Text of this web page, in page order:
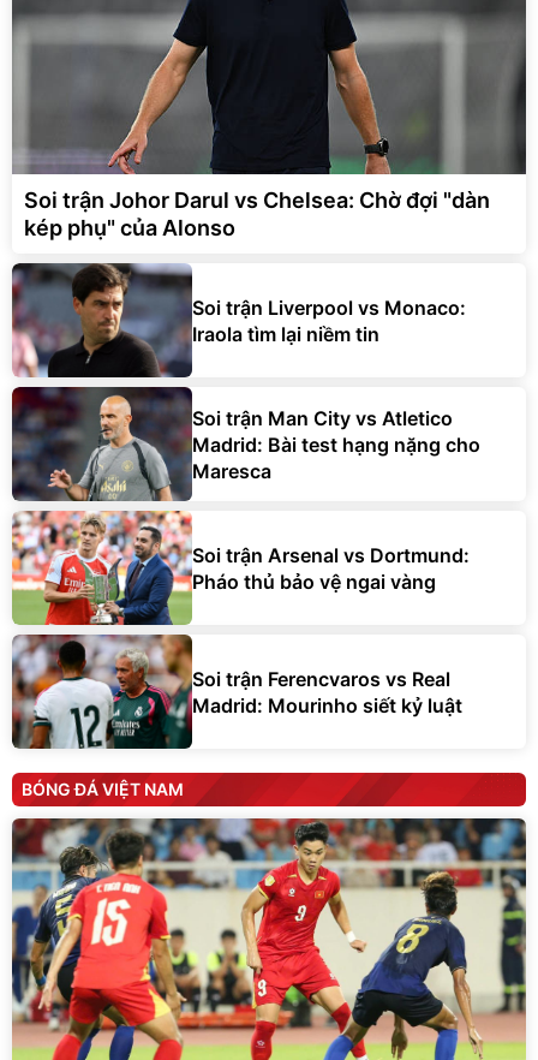
Soi trận Johor Darul vs Chelsea: Chờ đợi "dàn
kép phụ" của Alonso
Soi trận Liverpool vs Monaco:
Iraola tìm lại niềm tin
Soi trận Man City vs Atletico
Madrid: Bài test hạng nặng cho
Maresca
Soi trận Arsenal vs Dortmund:
Pháo thủ bảo vệ ngai vàng
Soi trận Ferencvaros vs Real
Madrid: Mourinho siết kỷ luật
BÓNG ĐÁ VIỆT NAM